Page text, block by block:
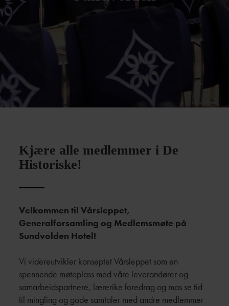
Kjære alle medlemmer i De
Historiske!
Velkommen til Vårsleppet,
Generalforsamling og Medlemsmøte på
Sundvolden Hotel!
Vi videreutvikler konseptet Vårsleppet som en
spennende møteplass med våre leverandører og
samarbeidspartnere, lærerike foredrag og mas se tid
til mingling og gode samtaler med andre medlemmer